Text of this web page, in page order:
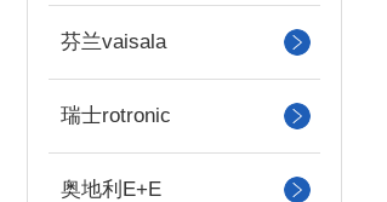
芬兰vaisala
瑞士rotronic
奥地利E+E